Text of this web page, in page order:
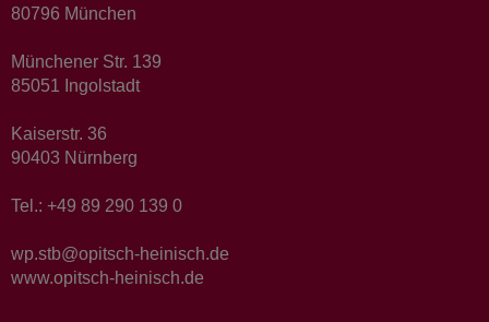
80796 München
Münchener Str. 139
85051 Ingolstadt
Kaiserstr. 36
90403 Nürnberg
Tel.: +49 89 290 139 0
wp.stb@opitsch-heinisch.de
www.opitsch-heinisch.de